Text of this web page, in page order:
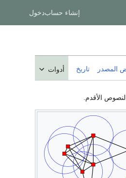
إنشاء حسابدخول
المصدر تاريخ أدوات
الأقدم.